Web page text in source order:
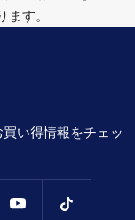
ます。
い得情報をチェッ